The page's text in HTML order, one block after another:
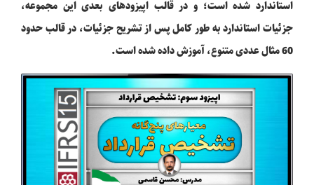
جزئیات استاندارد به طور کامل پس از تشریح جزئیات، در قالب حدود